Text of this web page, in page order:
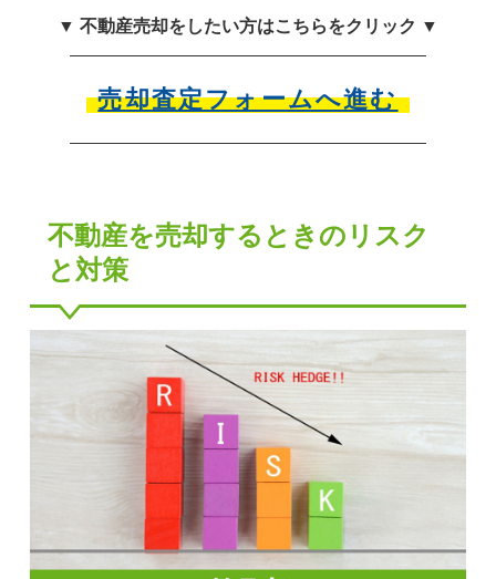
▼ 不動産売却をしたい方はこちらをクリック ▼
売却査定フォームへ進む
不動産を売却するときのリスク
と対策